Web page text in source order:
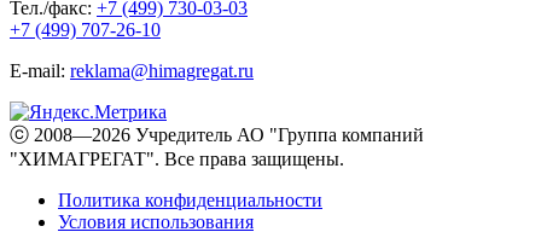
Тел./факс: +7 (499) 730-03-03
+7 (499) 707-26-10
E-mail: reklama@himagregat.ru
ⓒ 2008—2026 Учредитель АО "Группа компаний
"ХИМАГРЕГАТ". Все права защищены.
Политика конфиденциальности
Условия использования